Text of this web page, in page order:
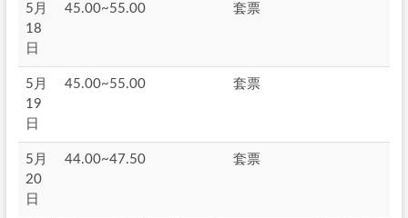
5月
18
日
45.00~55.00 套票
5月
19
日
45.00~55.00 套票
5月
20
日
44.00~47.50 套票